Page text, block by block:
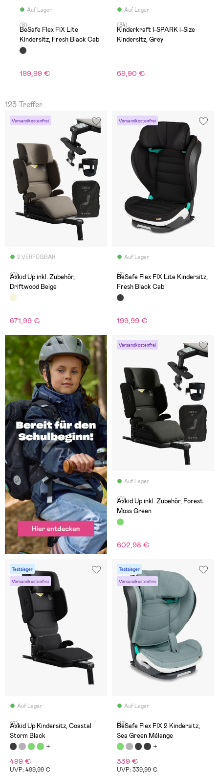
Auf Lager
(8)
BeSafe Flex FIX Lite
Kindersitz, Fresh Black Cab
199,99 €
Auf Lager
(34)
Kinderkraft I-SPARK i-Size
Kindersitz, Grey
69,90 €
123 Treffer.
Versandkostenfrei
2 VERFÜGBAR
(0)
Axkid Up inkl. Zubehör,
Driftwood Beige
671,99 €
Versandkostenfrei
Auf Lager
(8)
BeSafe Flex FIX Lite Kindersitz,
Fresh Black Cab
199,99 €
Versandkostenfrei
Auf Lager
(0)
Axkid Up inkl. Zubehör, Forest
Moss Green
602,98 €
Testsieger
Versandkostenfrei
Auf Lager
(9)
Axkid Up Kindersitz, Coastal
Storm Black
499 €
UVP: 499,99 €
Testsieger
Versandkostenfrei
Auf Lager
(18)
BeSafe Flex FIX 2 Kindersitz,
Sea Green Mélange
339 €
UVP: 339,99 €